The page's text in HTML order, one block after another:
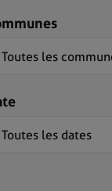
Toutes les
Toutes les dates